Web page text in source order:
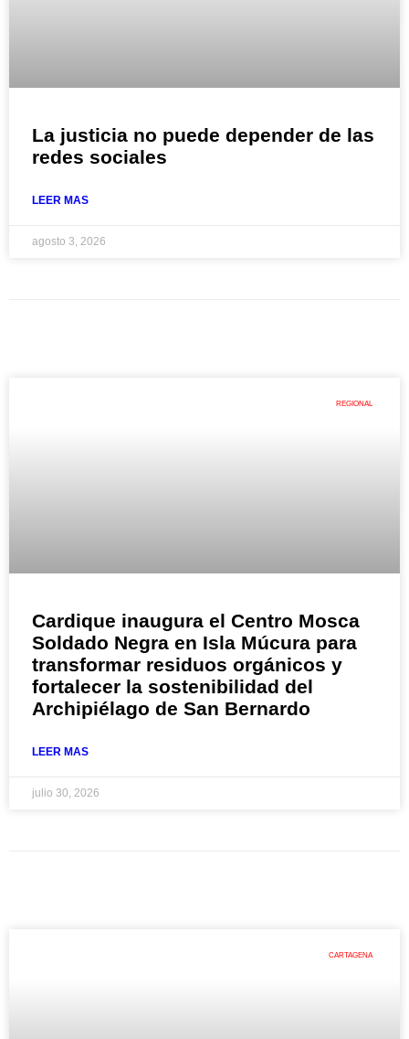
La justicia no puede depender de las
redes sociales
LEER MAS
agosto 3, 2026
REGIONAL
Cardique inaugura el Centro Mosca
Soldado Negra en Isla Múcura para
transformar residuos orgánicos y
fortalecer la sostenibilidad del
Archipiélago de San Bernardo
LEER MAS
julio 30, 2026
CARTAGENA